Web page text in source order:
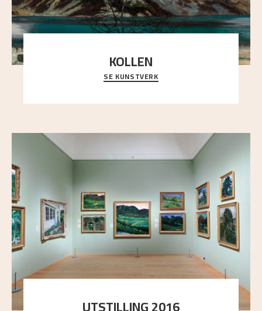
KOLLEN
Et ruvende fjell dominerer bildeflaten, og står i
sterk kontrast til det spinkle rognetreet ute
SE KUNSTVERK